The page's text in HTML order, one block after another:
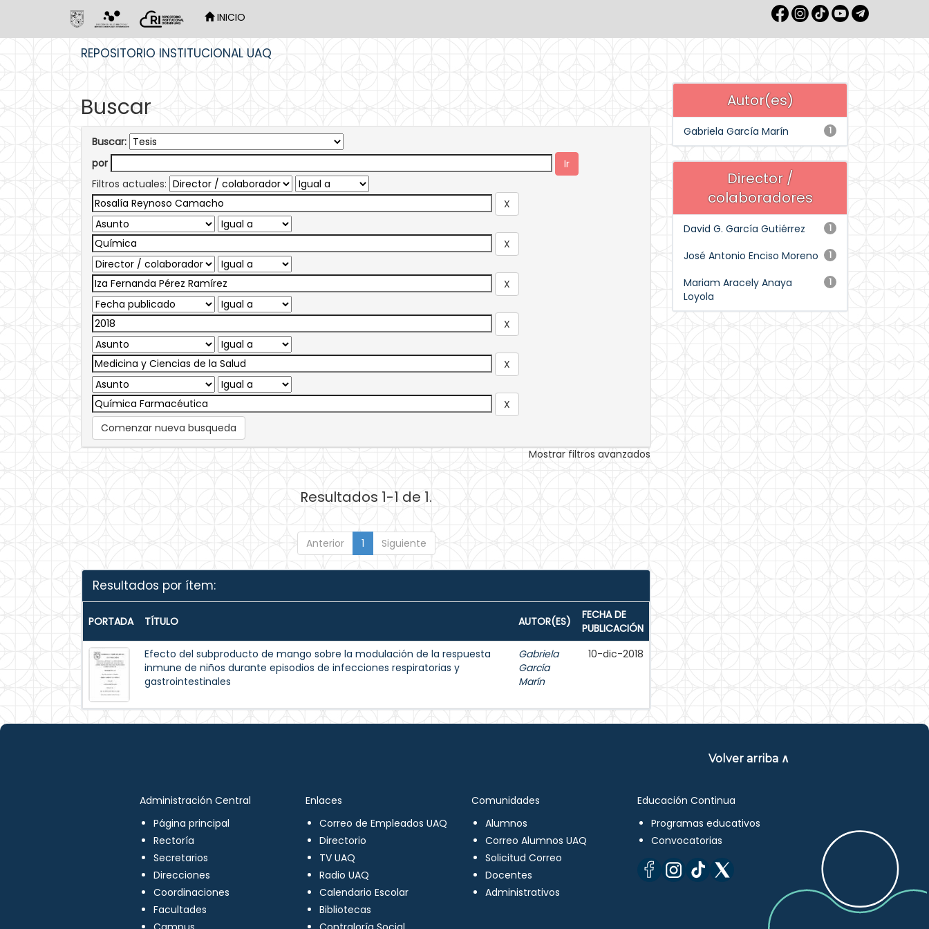
INICIO
REPOSITORIO INSTITUCIONAL UAQ
Buscar
Buscar:
por
Filtros actuales:
Comenzar nueva busqueda
Mostrar filtros avanzados
Resultados 1-1 de 1.
Anterior 1 Siguiente
Resultados por ítem:
PORTADA TÍTULO AUTOR(ES)
FECHA DE
PUBLICACIÓN
Efecto del subproducto de mango sobre la modulación de la respuesta
inmune de niños durante episodios de infecciones respiratorias y
gastrointestinales
Gabriela
García
Marín
10-dic-2018
Autor(es)
1
Gabriela García Marín
Director /
colaboradores
1
David G. García Gutiérrez
1
José Antonio Enciso Moreno
1
Mariam Aracely Anaya
Loyola
Volver arriba ∧
Administración Central
Página principal
Rectoría
Secretarios
Direcciones
Coordinaciones
Facultades
Enlaces
Correo de Empleados UAQ
Directorio
TV UAQ
Radio UAQ
Calendario Escolar
Bibliotecas
Comunidades
Alumnos
Correo Alumnos UAQ
Solicitud Correo
Docentes
Administrativos
Educación Continua
Programas educativos
Convocatorias